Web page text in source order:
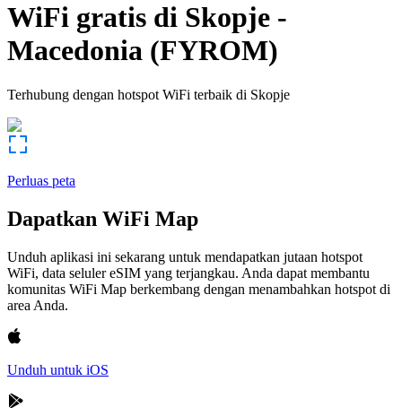
WiFi gratis di Skopje -
Macedonia (FYROM)
Terhubung dengan hotspot WiFi terbaik di Skopje
Perluas peta
Dapatkan WiFi Map
Unduh aplikasi ini sekarang untuk mendapatkan jutaan hotspot
WiFi, data seluler eSIM yang terjangkau. Anda dapat membantu
komunitas WiFi Map berkembang dengan menambahkan hotspot di
area Anda.
Unduh untuk iOS